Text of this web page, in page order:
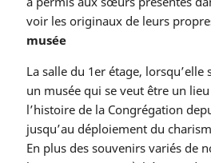
voir les originaux de leurs
musée
La salle du 1er étage, lorsqu’elle
un musée qui se veut être un
l’histoire de la Congrégation
jusqu’au déploiement du
En plus des souvenirs variés de